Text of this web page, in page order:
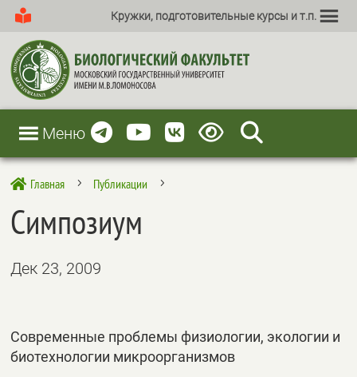
Кружки, подготовительные курсы и т.п.
Меню
 Главная 5 Публикации 5
Симпозиум
Дек 23, 2009
Современные проблемы физиологии, экологии и
биотехнологии микроорганизмов